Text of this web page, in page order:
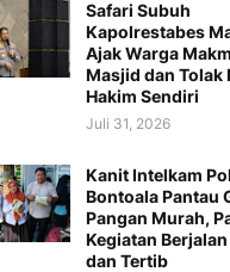
Safari Subuh
Kapolrestabes
Ajak Warga
Masjid dan Tolak
Hakim Sendiri
Juli 31, 2026
Kanit Intelkam
Bontoala Pantau
Pangan Murah,
Kegiatan
dan Tertib